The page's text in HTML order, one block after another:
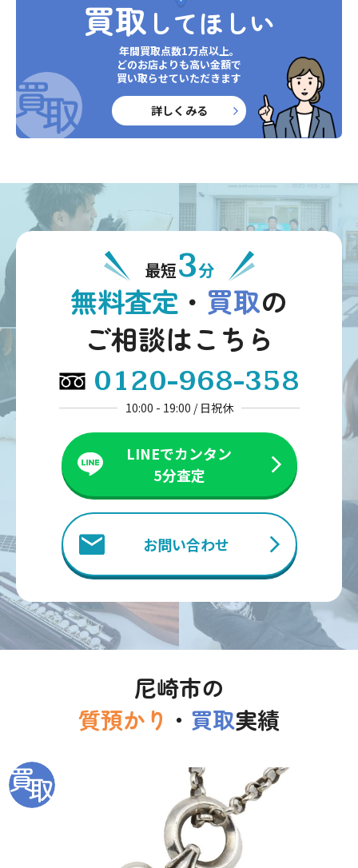
買取 してほしい
年間買取点数1万点以上。
どのお店よりも高い金額で
買い取らせていただきます
詳しくみる
最短3分
無料査定 ・ 買取の
ご相談はこちら
0120-968-358
10:00 - 19:00 / 日祝休
LINEでカンタン
5分査定
お問い合わせ
尼崎市の
質預かり ・ 買取実績